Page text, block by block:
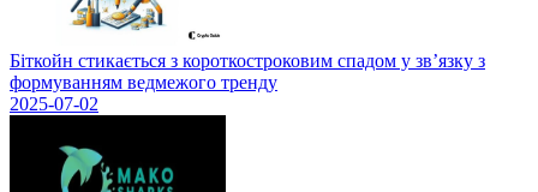
Біткойн стикається з короткостроковим спадом у зв’язку з
формуванням ведмежого тренду
2025-07-02